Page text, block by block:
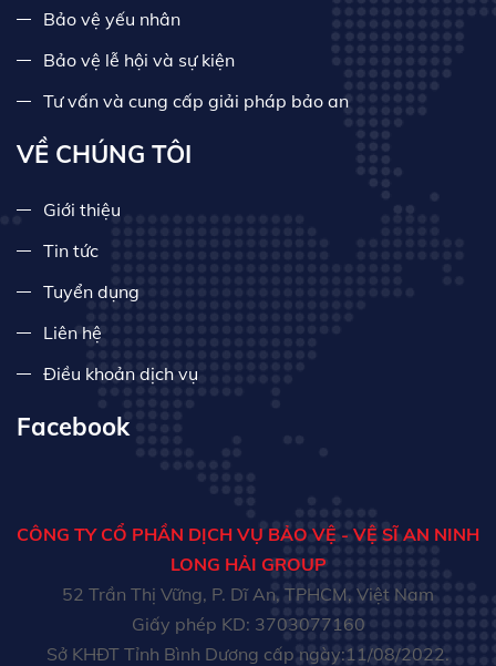
Bảo vệ yếu nhân
Bảo vệ lễ hội và sự kiện
Tư vấn và cung cấp giải pháp bảo an
VỀ CHÚNG TÔI
Giới thiệu
Tin tức
Tuyển dụng
Liên hệ
Điều khoản dịch vụ
Facebook
CÔNG TY CỔ PHẦN DỊCH VỤ BẢO VỆ - VỆ SĨ AN NINH
LONG HẢI GROUP
52 Trần Thị Vững, P. Dĩ An, TPHCM, Việt Nam
Giấy phép KD: 3703077160
Sở KHĐT Tỉnh Bình Dương cấp ngày:11/08/2022.